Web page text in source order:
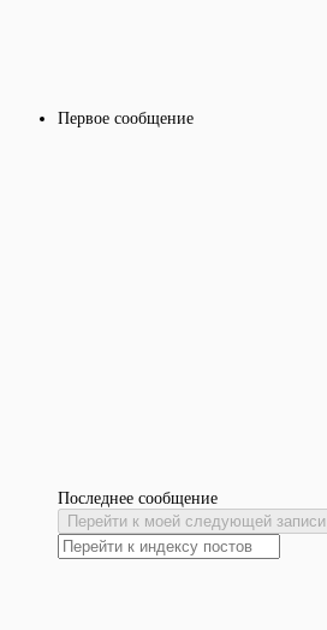
Первое сообщение
Последнее сообщение
Перейти к моей следующей записи